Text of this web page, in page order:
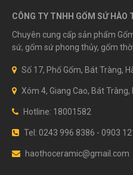
CÔNG TY TNHH GỐM SỨ HÀO
Chuyên cung cấp sản phẩm
sứ, gốm sứ phong thủy, gốm thờ
Số 17, Phố Gốm, Bát Tràng,
Xóm 4, Giang Cao, Bát Tràng,
Hotline: 18001582
Tel: 0243 996 8386 - 0903
haothoceramic@gmail.com